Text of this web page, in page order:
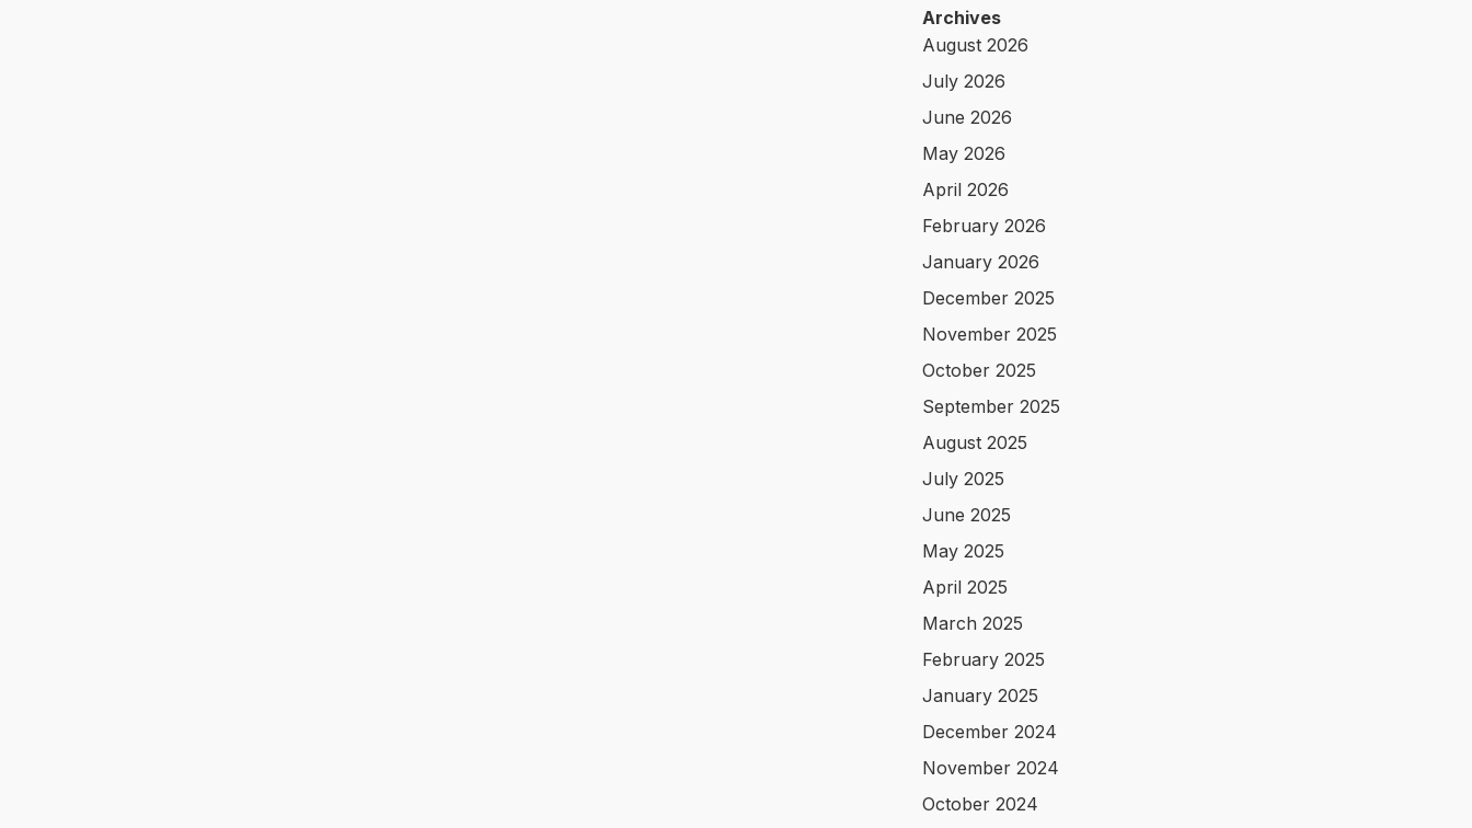
Archives
August 2026
July 2026
June 2026
May 2026
April 2026
February 2026
January 2026
December 2025
November 2025
October 2025
September 2025
August 2025
July 2025
June 2025
May 2025
April 2025
March 2025
February 2025
January 2025
December 2024
November 2024
October 2024